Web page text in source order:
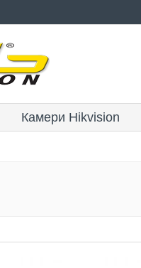
Камери Hikvision